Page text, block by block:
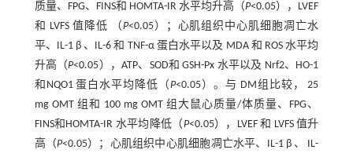
质量、FPG、FINS和 HOMTA-IR 水平均升高（P<0.05），LVEF
和 LVFS 值降低 （P<0.05）；心肌组织中心肌细胞凋亡水
平、IL-1 β 、IL-6 和 TNF-α 蛋白水平以及 MDA 和 ROS 水平均
升高（P<0.05），ATP、SOD和 GSH-Px 水平以及 Nrf2、HO-1
和NQO1 蛋白水平均降低（P<0.05）。与 DM组比较， 25
mg OMT 组和 100 mg OMT 组大鼠心质量/体质量、FPG、
FINS和HOMTA-IR 水平均降低（P<0.05），LVEF 和 LVFS 值升
高（P<0.05）；心肌组织中心肌细胞凋亡水平、IL-1 β 、 IL-